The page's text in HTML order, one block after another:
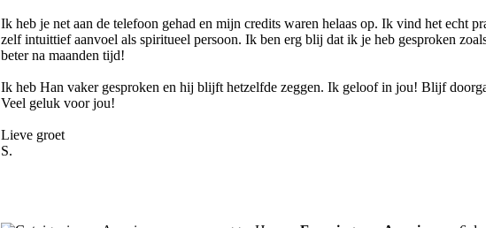
Ik heb je net aan de telefoon gehad en mijn credits waren helaas op. Ik vind het echt
zelf intuittief aanvoel als spiritueel persoon. Ik ben erg blij dat ik je heb gesproken
beter na maanden tijd!
Ik heb Han vaker gesproken en hij blijft hetzelfde zeggen. Ik geloof in jou! Blijf
Veel geluk voor jou!
Lieve groet
S.